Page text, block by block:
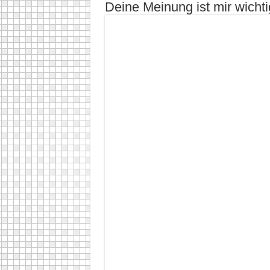
Deine Meinung ist mir